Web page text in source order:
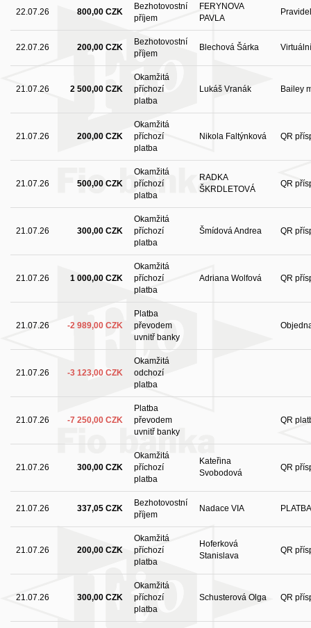
22.07.26 800,00 CZK
Bezhotovostní
příjem
FERYNOVA
PAVLA
22.07.26 200,00 CZK
Bezhotovostní
příjem
Blechová Šárka
21.07.26 2 500,00 CZK
Okamžitá
příchozí
platba
Lukáš Vranák Bailey
21.07.26 200,00 CZK
Okamžitá
příchozí
platba
Nikola Faltýnková QR
21.07.26 500,00 CZK
Okamžitá
příchozí
platba
RADKA
ŠKRDLETOVÁ
QR
21.07.26 300,00 CZK
Okamžitá
příchozí
platba
Šmídová Andrea QR
21.07.26 1 000,00 CZK
Okamžitá
příchozí
platba
Adriana Wolfová QR
21.07.26 -2 989,00 CZK
Platba
převodem
uvnitř banky
21.07.26 -3 123,00 CZK
Okamžitá
odchozí
platba
21.07.26 -7 250,00 CZK
Platba
převodem
uvnitř banky
QR
21.07.26 300,00 CZK
Okamžitá
příchozí
platba
Kateřina
Svobodová
QR
21.07.26 337,05 CZK
Bezhotovostní
příjem
Nadace VIA
21.07.26 200,00 CZK
Okamžitá
příchozí
platba
Hoferková
Stanislava
QR
21.07.26 300,00 CZK
Okamžitá
příchozí
platba
Schusterová Olga QR